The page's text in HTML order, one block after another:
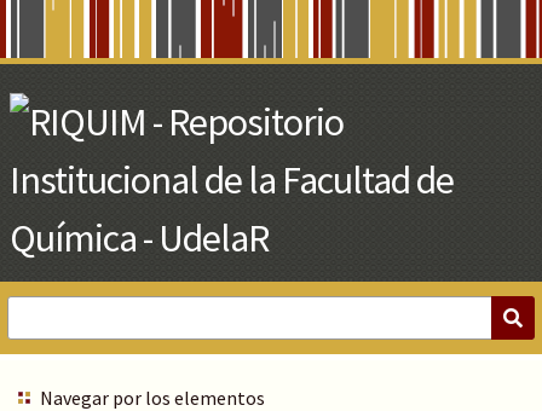
Main
Content
Navegar por los elementos